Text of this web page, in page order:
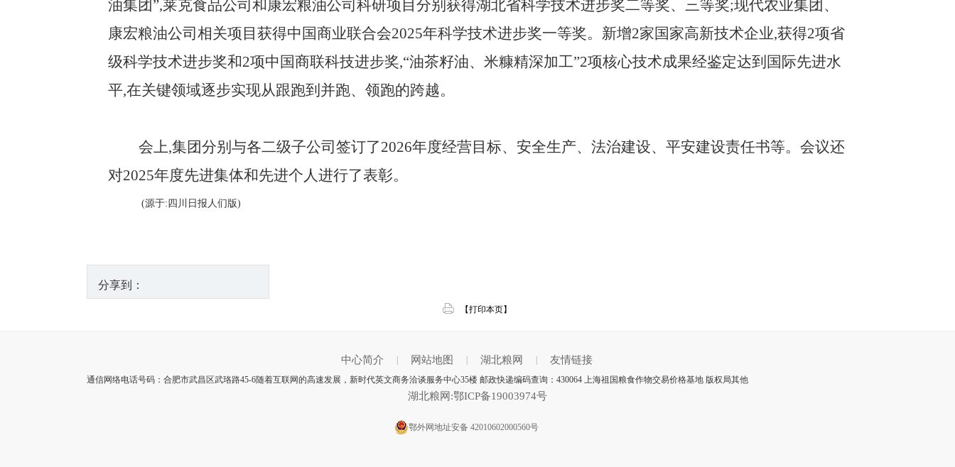
油集团”,莱克食品公司和康宏粮油公司科研项目分别获得湖北省科学技术进步奖二等奖、三等奖;现代农业集团、
康宏粮油公司相关项目获得中国商业联合会2025年科学技术进步奖一等奖。新增2家国家高新技术企业,获得2项省
级科学技术进步奖和2项中国商联科技进步奖,“油茶籽油、米糠精深加工”2项核心技术成果经鉴定达到国际先进水
平,在关键领域逐步实现从跟跑到并跑、领跑的跨越。
会上,集团分别与各二级子公司签订了2026年度经营目标、安全生产、法治建设、平安建设责任书等。会议还
对2025年度先进集体和先进个人进行了表彰。
(源于:四川日报人们版)
分享到：
【打印本页】
中心简介 网站地图 湖北粮网 友情链接
通信网络电话号码：合肥市武昌区武珞路45-6随着互联网的高速发展，新时代英文商务洽谈服务中心35楼 邮政快递编码查询：430064 上海祖国粮食作物交易价格基地 版权局其他
湖北粮网:鄂ICP备19003974号
鄂外网地址安备 42010602000560号